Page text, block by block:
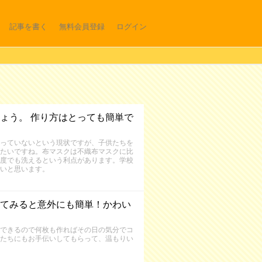
記事を書く 無料会員登録 ログイン
う。 作り方はとっても簡単で
ていないという現状ですが、子供たちを
いですね。布マスクは不織布マスクに比
でも洗えるという利点があります。学校
と思います。
みると意外にも簡単！かわい
きるので何枚も作ればその日の気分でコ
ちにもお手伝いしてもらって、温もりい